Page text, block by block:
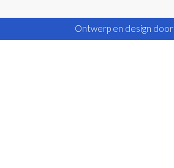
Ontwerp en design door